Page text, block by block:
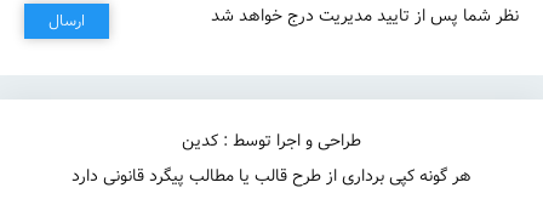
نظر شما پس از تایید مدیریت درج خواهد شد ارسال
طراحی و اجرا توسط : کدین
هر گونه کپی برداری از طرح قالب یا مطالب پیگرد قانونی دارد